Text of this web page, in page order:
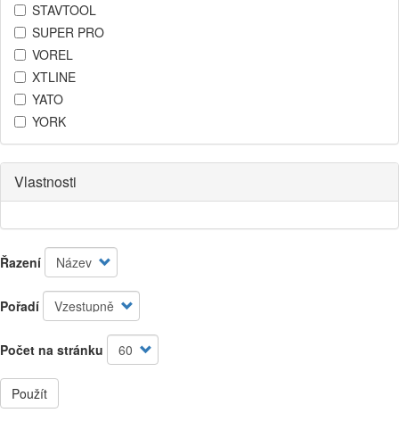
STAVTOOL
SUPER PRO
VOREL
XTLINE
YATO
YORK
Vlastnosti
Řazení
Pořadí
Počet na stránku
Použít